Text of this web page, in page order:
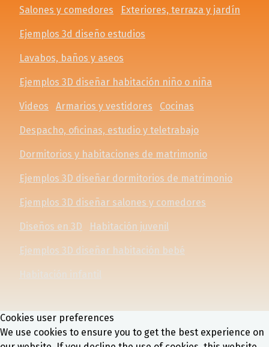
Salones y comedores Exteriores, terraza y jardín
Ejemplos 3d diseño estudios
Lavabos, baños y aseos
Ejemplos 3D diseñar habitación niño o niña
Videos Armarios y vestidores Cocinas
Despacho, oficinas, estudio y teletrabajo
Dormitorios y habitaciones de matrimonio
Ejemplos 3D diseñar dormitorios de matrimonio
Ejemplos 3D diseñar salones y comedores
Diseños en 3D Habitación juvenil
Ejemplos 3D diseñar habitación bebé
Habitación infantil
Cookies user preferences
We use cookies to ensure you to get the best experience on